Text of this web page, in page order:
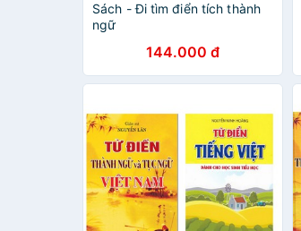
Sách - Đi tìm điển tích thành
ngữ
144.000 đ